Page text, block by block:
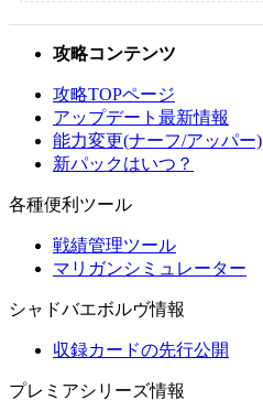
攻略コンテンツ
攻略TOPページ
アップデート最新情報
能力変更(ナーフ/アッパー)
新パックはいつ？
各種便利ツール
戦績管理ツール
マリガンシミュレーター
シャドバエボルヴ情報
収録カードの先行公開
プレミアシリーズ情報